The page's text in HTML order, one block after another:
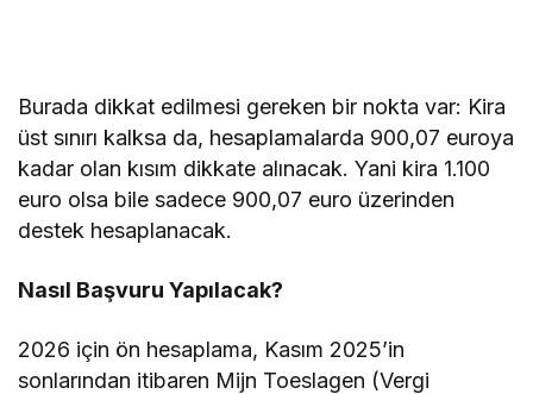
Burada dikkat edilmesi gereken bir nokta var: Kira
üst sınırı kalksa da, hesaplamalarda 900,07 euroya
kadar olan kısım dikkate alınacak. Yani kira 1.100
euro olsa bile sadece 900,07 euro üzerinden
destek hesaplanacak.
Nasıl Başvuru Yapılacak?
2026 için ön hesaplama, Kasım 2025’in
sonlarından itibaren Mijn Toeslagen (Vergi